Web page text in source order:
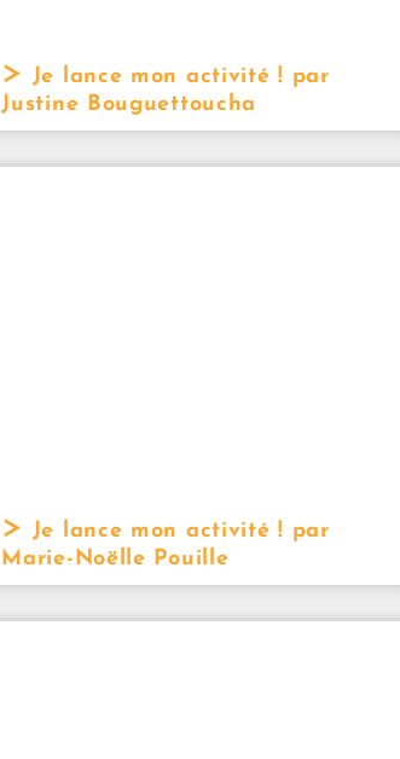
Je lance mon activité ! par
Justine Bouguettoucha
Je lance mon activité ! par
Marie-Noëlle Pouille